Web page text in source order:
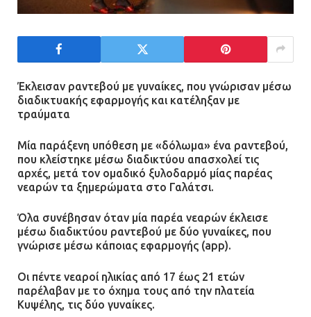
Έκλεισαν ραντεβού με γυναίκες, που γνώρισαν μέσω
διαδικτυακής εφαρμογής και κατέληξαν με
τραύματα
Μία παράξενη υπόθεση με «δόλωμα» ένα ραντεβού,
που κλείστηκε μέσω διαδικτύου απασχολεί τις
αρχές, μετά τον ομαδικό ξυλοδαρμό μίας παρέας
νεαρών τα ξημερώματα στο Γαλάτσι.
Όλα συνέβησαν όταν μία παρέα νεαρών έκλεισε
μέσω διαδικτύου ραντεβού με δύο γυναίκες, που
γνώρισε μέσω κάποιας εφαρμογής (app).
Οι πέντε νεαροί ηλικίας από 17 έως 21 ετών
παρέλαβαν με το όχημα τους από την πλατεία
Κυψέλης, τις δύο γυναίκες.